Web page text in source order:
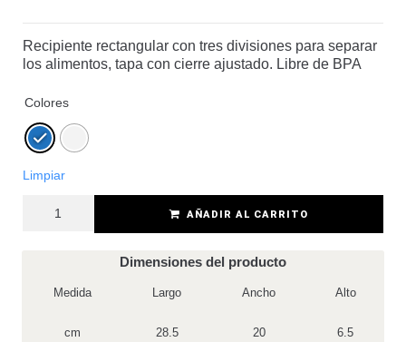
Recipiente rectangular con tres divisiones para separar
los alimentos, tapa con cierre ajustado. Libre de BPA
Colores
Limpiar
AÑADIR AL CARRITO
Dimensiones del producto
Medida Largo Ancho Alto
cm 28.5 20 6.5